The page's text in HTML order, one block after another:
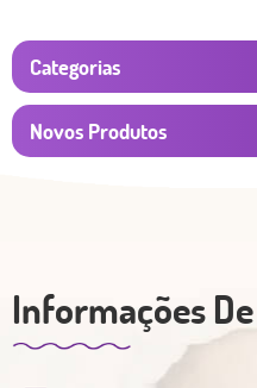
Categorias
Novos Produtos
Informações